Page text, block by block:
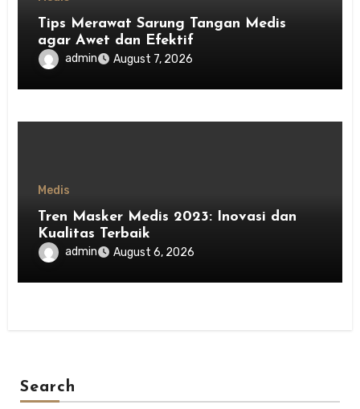
Tips Merawat Sarung Tangan Medis
agar Awet dan Efektif
admin August 7, 2026
Medis
Tren Masker Medis 2023: Inovasi dan
Kualitas Terbaik
admin August 6, 2026
Search